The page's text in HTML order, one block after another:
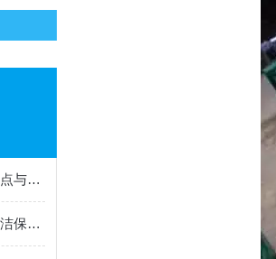
防火液压支柱保护套性能特点与阻燃防护应用
防尘液压立柱保护套日常清洁保养与更换规范